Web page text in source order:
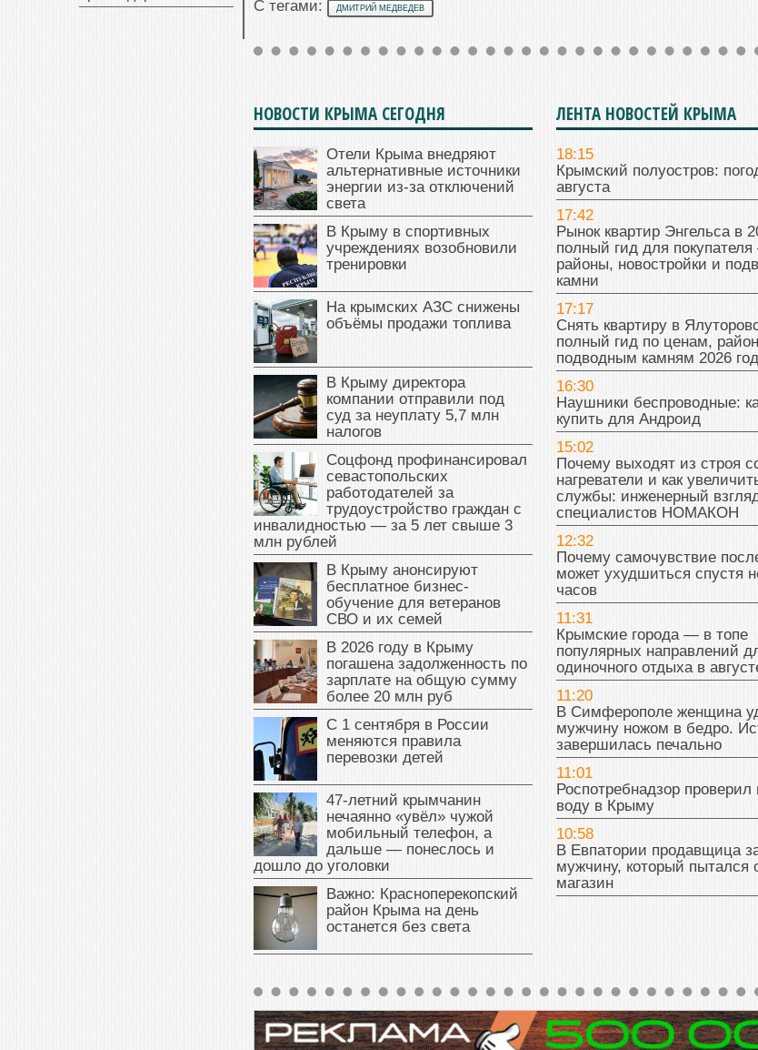
С тегами: ДМИТРИЙ МЕДВЕДЕВ
НОВОСТИ КРЫМА СЕГОДНЯ
Отели Крыма внедряют
альтернативные источники
энергии из-за отключений
света
В Крыму в спортивных
учреждениях возобновили
тренировки
На крымских АЗС снижены
объёмы продажи топлива
В Крыму директора
компании отправили под
суд за неуплату 5,7 млн
налогов
Соцфонд профинансировал
севастопольских
работодателей за
трудоустройство граждан с
инвалидностью — за 5 лет свыше 3
млн рублей
В Крыму анонсируют
бесплатное бизнес-
обучение для ветеранов
СВО и их семей
В 2026 году в Крыму
погашена задолженность по
зарплате на общую сумму
более 20 млн руб
С 1 сентября в России
меняются правила
перевозки детей
47‑летний крымчанин
нечаянно «увёл» чужой
мобильный телефон, а
дальше — понеслось и
дошло до уголовки
Важно: Красноперекопский
район Крыма на день
останется без света
ЛЕНТА НОВОСТЕЙ КРЫМА
18:15
Крымский полуостров:
августа
17:42
Рынок квартир Энгельса в
полный гид для
районы, новостройки и
камни
17:17
Снять квартиру в
полный гид по ценам,
подводным камням 2026
16:30
Наушники беспроводные:
купить для Андроид
15:02
Почему выходят из строя
нагреватели и как
службы: инженерный
специалистов НОМАКОН
12:32
Почему самочувствие
может ухудшиться спустя
часов
11:31
Крымские города — в топе
популярных направлений
одиночного отдыха в
11:20
В Симферополе женщина
мужчину ножом в бедро.
завершилась печально
11:01
Роспотребнадзор
воду в Крыму
10:58
В Евпатории продавщица
мужчину, который пытался
магазин